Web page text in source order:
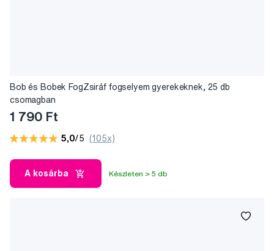
Bob és Bobek FogZsiráf fogselyem gyerekeknek, 25 db
csomagban
1 790 Ft
5,0/5 (105x)
A kosárba Készleten > 5 db